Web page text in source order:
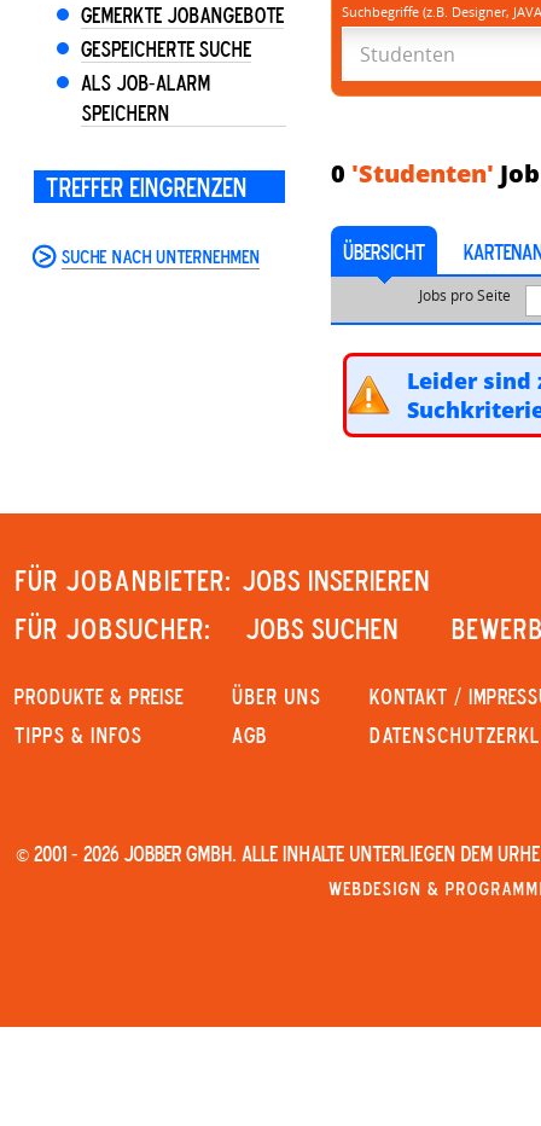
Suchbegriffe (z.B. Designer,
0 'Studenten'
ÜBERSICHT
Jobs pro Seite
Gemerkte Jobangebote
Gespeicherte Suche
Als Job-Alarm
speichern
Treffer eingrenzen
Suche nach Unternehmen
Leider sind
Für Jobanbieter: JOBS INSERIEREN
Für Jobsucher:
JOBS SUCHEN
PRODUKTE & PREISE
Tipps & Infos
Über uns
AGB
KONTAKT /
© 2001 - 2026 JOBBER GmbH. Alle Inhalte unterliegen dem
Webdesign &